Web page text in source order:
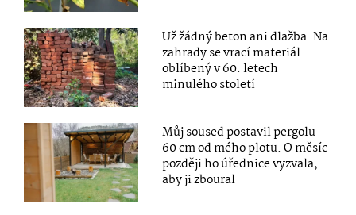
Už žádný beton ani dlažba. Na
zahrady se vrací materiál
oblíbený v 60. letech
minulého století
Můj soused postavil pergolu
60 cm od mého plotu. O měsíc
později ho úřednice vyzvala,
aby ji zboural